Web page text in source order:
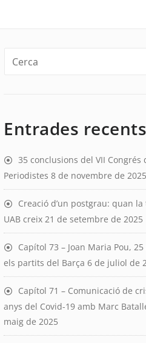
Entrades recents
35 conclusions del VII Congrés
Periodistes 8 de novembre de 2025
Creació d’un postgrau: quan la
UAB creix 21 de setembre de 2025
Capítol 73 – Joan Maria Pou,
els partits del Barça 6 de juliol de
Capítol 71 – Comunicació de
anys del Covid-19 amb Marc
maig de 2025